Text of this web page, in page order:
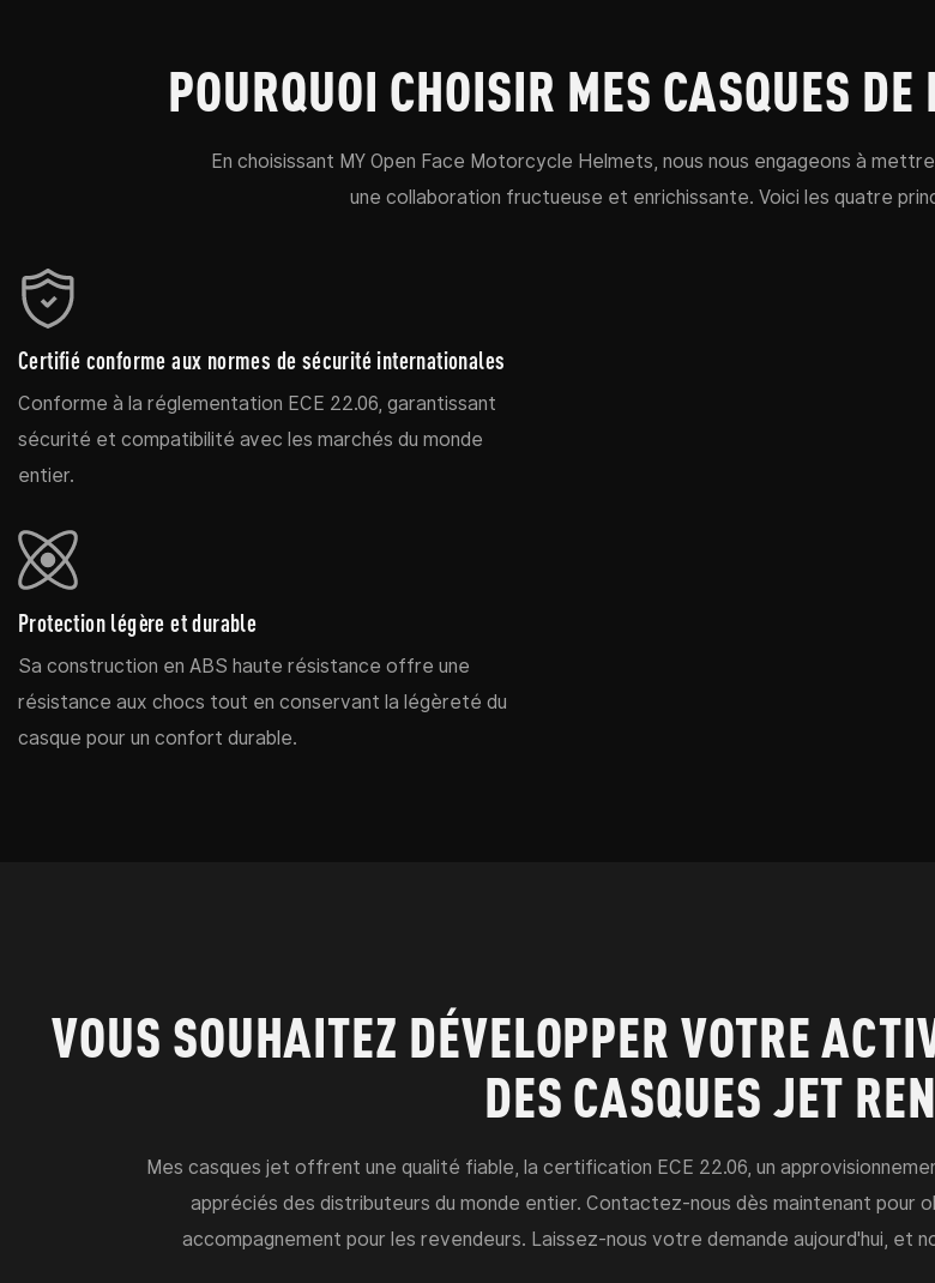
POURQUOI CHOISIR MES CASQUES
En choisissant MY Open Face Motorcycle Helmets, nous nous engageons à
une collaboration fructueuse et enrichissante. Voici les quatre
Certifié conforme aux normes de sécurité internationales
Conforme à la réglementation ECE 22.06, garantissant
sécurité et compatibilité avec les marchés du monde
entier.
Protection légère et durable
Sa construction en ABS haute résistance offre une
résistance aux chocs tout en conservant la légèreté du
casque pour un confort durable.
VOUS SOUHAITEZ DÉVELOPPER VOTRE
DES CASQUES JET
Mes casques jet offrent une qualité fiable, la certification ECE 22.06, un
appréciés des distributeurs du monde entier. Contactez-nous dès maintenant pour
accompagnement pour les revendeurs. Laissez-nous votre demande aujourd'hui, et